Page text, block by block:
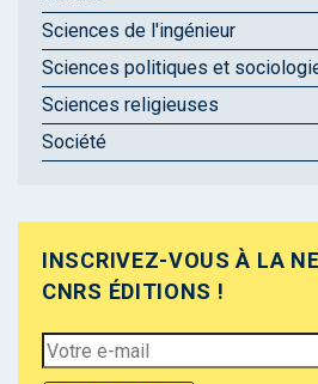
Sciences de l'ingénieur
Sciences politiques et
Sciences religieuses
Société
INSCRIVEZ-VOUS À LA
CNRS ÉDITIONS !